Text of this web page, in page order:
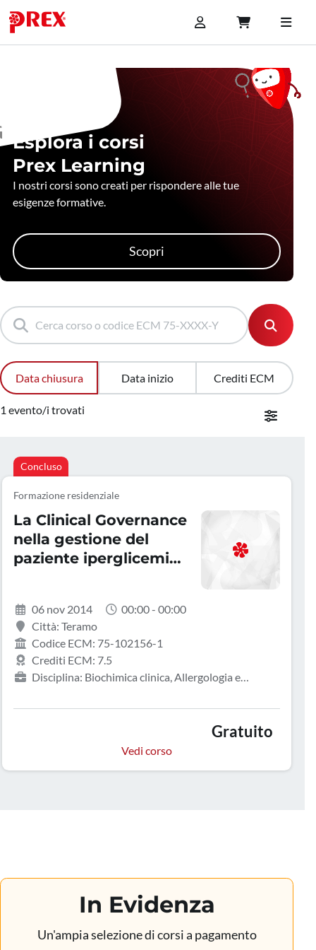
Esplora i corsi
Prex Learning
I nostri corsi sono creati per rispondere alle tue
esigenze formative.
Scopri
Data chiusura Data inizio Crediti ECM
1 evento/i trovati
Concluso
Formazione residenziale
La Clinical Governance
nella gestione del
paziente iperglicemico
06 nov 2014
00:00 - 00:00
Città: Teramo
Codice ECM: 75-102156-1
Crediti ECM: 7.5
Disciplina: Biochimica clinica, Allergologia e
rianimazione, Angiologia, Audiologia e foniatria,
Cardiochirurgia, Cardiologia, Chirurgia generale,
Chirurgia maxillo-facciale, Chirurgia pediatrica,
Ginecologia e ostetricia, Igiene degli alimenti e della
nutrizione, Igiene, epidemiologia e sanità pubblica,
Infermiere, Laboratorio di genetica medica, Malattie
dell'apparato respiratorio, Malattie infettive, Malattie
Gratuito
Vedi corso
In Evidenza
Un'ampia selezione di corsi a pagamento